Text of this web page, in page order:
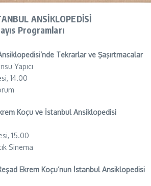
ANSİKLOPEDİSİ
Programları
Tekrarlar ve Şaşırtmacalar
Yapıcı
14.00
Koçu ve İstanbul Ansiklopedisi
15.00
Sinema
Ekrem Koçu’nun İstanbul Ansiklopedisi